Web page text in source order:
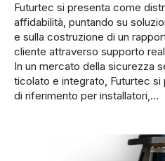
Futurtec si presenta come
affidabilità, puntando su
e sulla costruzione di un
cliente attraverso supporto
In un mercato della sicurezza
ticolato e integrato, Futurtec
di riferimento per installatori,…